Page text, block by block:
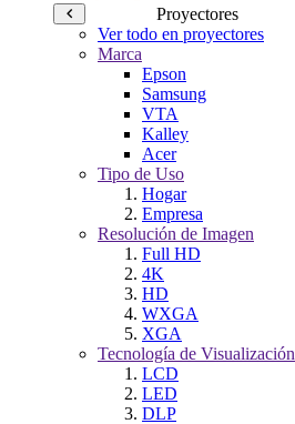
Proyectores
Ver todo en proyectores
Marca
Epson
Samsung
VTA
Kalley
Acer
Tipo de Uso
Hogar
Empresa
Resolución de Imagen
Full HD
4K
HD
WXGA
XGA
Tecnología de Visualización
LCD
LED
DLP